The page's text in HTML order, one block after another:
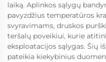
laiką. Aplinkos sąlygų
pavyzdžius temperatūros
svyravimams, druskos
teršalų poveikiui, kurie
eksploatacijos sąlygas. Šių
pateikia kiekybinius